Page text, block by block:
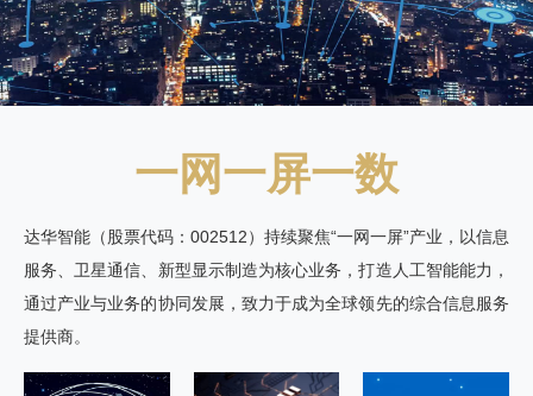
一网一屏一数
达华智能（股票代码：002512）持续聚焦“一网一屏”产业，以信息
服务、卫星通信、新型显示制造为核心业务，打造人工智能能力，
通过产业与业务的协同发展，致力于成为全球领先的综合信息服务
提供商。